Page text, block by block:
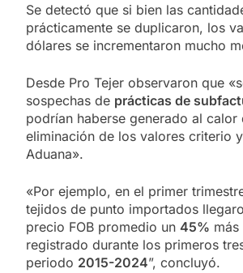
Se detectó que si bien las
prácticamente se duplicaron, los
dólares se incrementaron mucho
Desde Pro Tejer observaron que
sospechas de prácticas de
podrían haberse generado al calor
eliminación de los valores criterio
Aduana».
«Por ejemplo, en el primer
tejidos de punto importados
precio FOB promedio un 45%
registrado durante los primeros
periodo 2015-2024”, concluyó.